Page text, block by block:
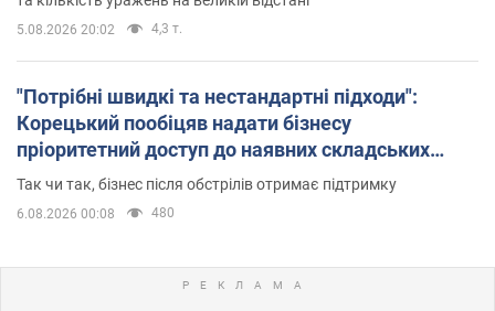
5.08.2026 20:02 4,3 т.
"Потрібні швидкі та нестандартні підходи":
Корецький пообіцяв надати бізнесу
пріоритетний доступ до наявних складських
приміщень
Так чи так, бізнес після обстрілів отримає підтримку
6.08.2026 00:08 480